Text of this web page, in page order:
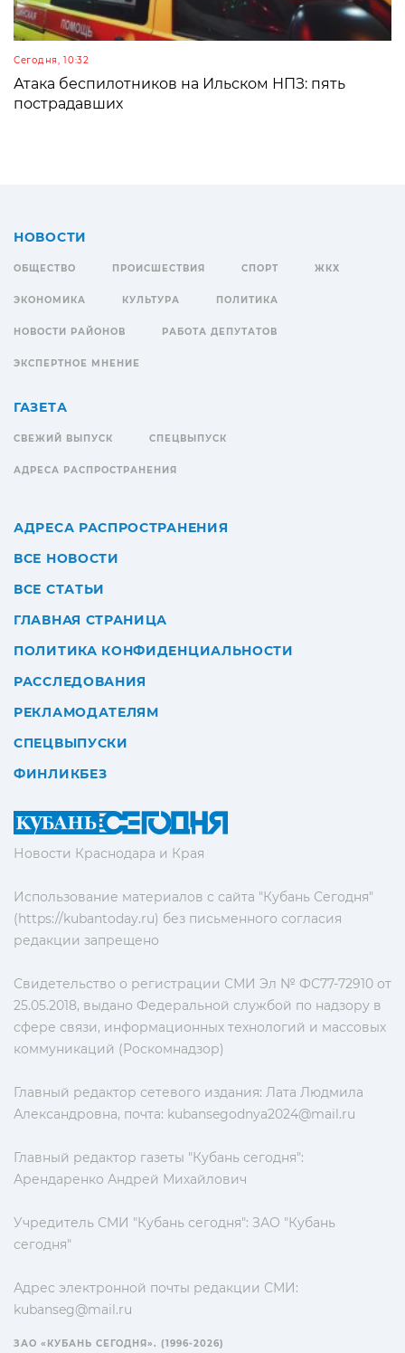
Сегодня, 10:32
Атака беспилотников на Ильском НПЗ: пять
пострадавших
Новости Краснодара и Края
Использование материалов с сайта "Кубань Сегодня"
(https://kubantoday.ru) без письменного согласия
редакции запрещено
Свидетельство о регистрации СМИ Эл № ФС77-72910 от
25.05.2018, выдано Федеральной службой по надзору в
сфере связи, информационных технологий и массовых
коммуникаций (Роскомнадзор)
Главный редактор сетевого издания: Лата Людмила
Александровна, почта: kubansegodnya2024@mail.ru
Главный редактор газеты "Кубань сегодня":
Арендаренко Андрей Михайлович
Учредитель СМИ "Кубань сегодня": ЗАО "Кубань
сегодня"
Адрес электронной почты редакции СМИ:
kubanseg@mail.ru
НОВОСТИ
ОБЩЕСТВО ПРОИСШЕСТВИЯ СПОРТ ЖКХ
ЭКОНОМИКА КУЛЬТУРА ПОЛИТИКА
НОВОСТИ РАЙОНОВ РАБОТА ДЕПУТАТОВ
ЭКСПЕРТНОЕ МНЕНИЕ
ГАЗЕТА
СВЕЖИЙ ВЫПУСК СПЕЦВЫПУСК
АДРЕСА РАСПРОСТРАНЕНИЯ
АДРЕСА РАСПРОСТРАНЕНИЯ
ВСЕ НОВОСТИ
ВСЕ СТАТЬИ
ГЛАВНАЯ СТРАНИЦА
ПОЛИТИКА КОНФИДЕНЦИАЛЬНОСТИ
РАССЛЕДОВАНИЯ
РЕКЛАМОДАТЕЛЯМ
СПЕЦВЫПУСКИ
ФИНЛИКБЕЗ
ЗАО «КУБАНЬ СЕГОДНЯ». (1996-2026)